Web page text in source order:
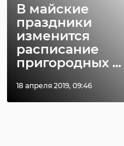
В майские
праздники
изменится
расписание
пригородных ...
18 апреля 2019, 09:46